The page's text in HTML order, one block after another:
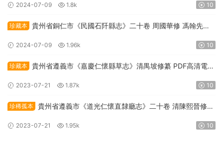
2024-07-09 1.8k 10
珍藏本 貴州省銅仁市《民國石阡縣志》二十卷 周國華修 馮翰先纂
2024-07-09 1.96k 10
珍藏本 貴州省遵義市《嘉慶仁懷縣草志》清禺坡修纂 PDF高清電子
2023-07-21 1.87k 10
珍稀孤本 貴州省遵義市《道光仁懷直隸廳志》二十卷 清陳熙晉修纂
2023-07-21 1.95k 10